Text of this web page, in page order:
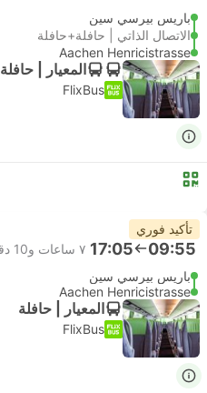
باريس بيرسي سين
الاتصال الذاتي | حافلة+حافلة
Aachen Henricistrasse
المعيار | حافلة
FlixBus
تأكيد فوري
09:55
17:05 ٧ ساعات و‫10 دقائق
باريس بيرسي سين
Aachen Henricistrasse
المعيار | حافلة
FlixBus